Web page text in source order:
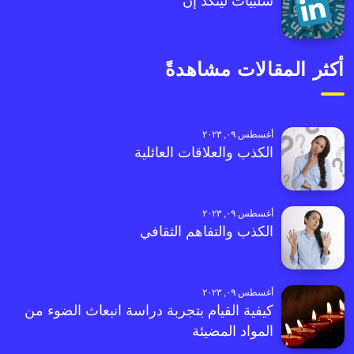
أكثر المقالات مشاهدةً
أغسطس ٠٩, ٢٠٢٣
الكذب والعلاقات العائلية
أغسطس ٠٩, ٢٠٢٣
الكذب والتفاهم الثقافي
أغسطس ٠٩, ٢٠٢٣
كيفية القيام بتجربة دراسة انبعاث الضوء من
المواد المضيئة